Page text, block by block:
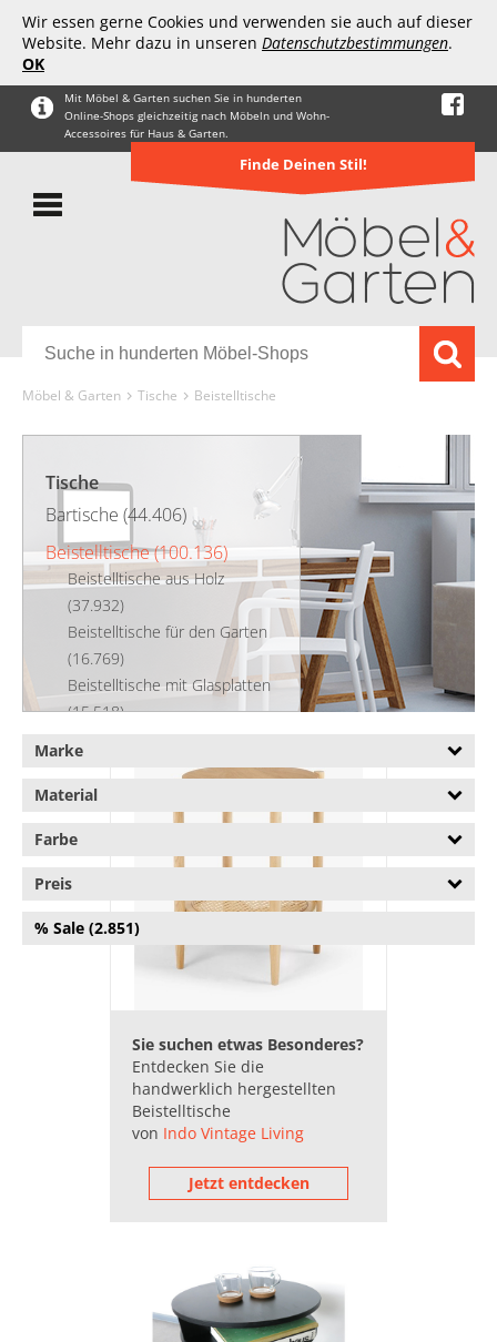
Wir essen gerne Cookies und verwenden sie auch auf dieser
Website. Mehr dazu in unseren Datenschutzbestimmungen.
OK
Mit Möbel & Garten suchen Sie in hunderten
Online-Shops gleichzeitig nach Möbeln und Wohn-
Accessoires für Haus & Garten.
Finde Deinen Stil!
Möbel & Garten Tische Beistelltische
Tische
Bartische (44.406)
Beistelltische (100.136)
Beistelltische aus Holz
(37.932)
Beistelltische für den Garten
(16.769)
Beistelltische mit Glasplatten
(15.518)
Design-Beistelltisch (24.997)
Klappbare Beistelltische
(4.857)
Bistrotische (11.440)
Couchtische (312.370)
Esstische (337.601)
Glastische (5.857)
Kindertische (9.192)
Klapptische (82.013)
Konferenztische (35.793)
Konsolentische (54.311)
Schreibtische (326.997)
Marke
Material
Farbe
Preis
% Sale (2.851)
Sie suchen etwas Besonderes?
Entdecken Sie die
handwerklich hergestellten
Beistelltische
von Indo Vintage Living
Jetzt entdecken